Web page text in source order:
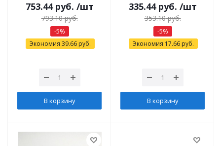
753.44руб. /шт
793.10руб.
-5%
Экономия 39.66 руб.
В корзину
335.44руб. /шт
353.10руб.
-5%
Экономия 17.66 руб.
В корзину